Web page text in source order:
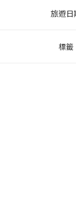
旅遊日
標籤